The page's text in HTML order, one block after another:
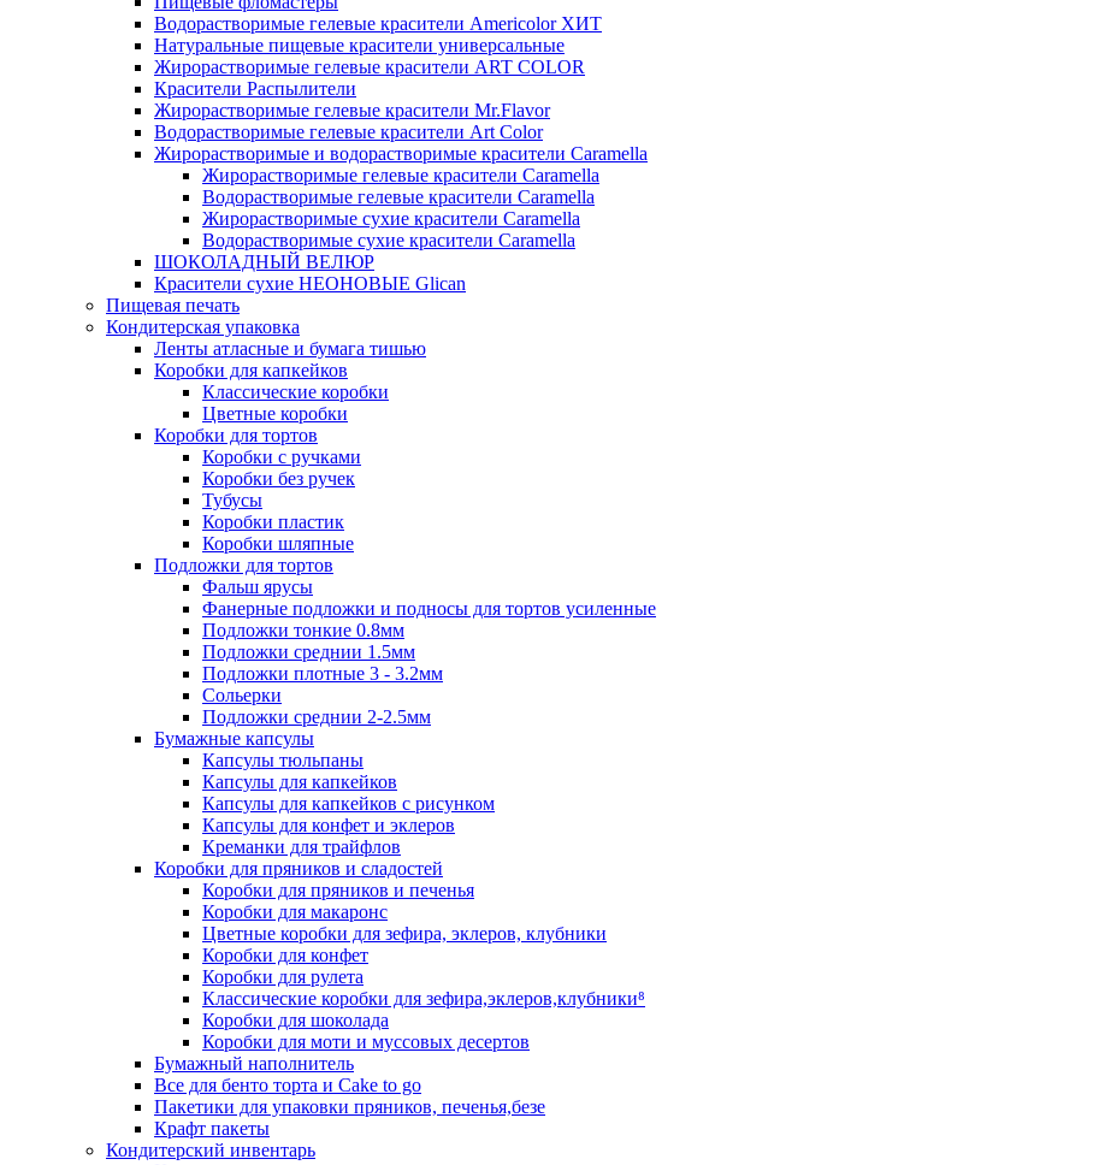
Водорастворимые гелевые красители Americolor ХИТ
Натуральные пищевые красители универсальные
Жирорастворимые гелевые красители ART COLOR
Красители Распылители
Жирорастворимые гелевые красители Mr.Flavor
Водорастворимые гелевые красители Art Color
Жирорастворимые и водорастворимые красители Caramella
Жирорастворимые гелевые красители Caramella
Водорастворимые гелевые красители Caramella
Жирорастворимые сухие красители Caramella
Водорастворимые сухие красители Caramella
ШОКОЛАДНЫЙ ВЕЛЮР
Красители сухие НЕОНОВЫЕ Glican
Пищевая печать
Кондитерская упаковка
Ленты атласные и бумага тишью
Коробки для капкейков
Классические коробки
Цветные коробки
Коробки для тортов
Коробки с ручками
Коробки без ручек
Тубусы
Коробки пластик
Коробки шляпные
Подложки для тортов
Фальш ярусы
Фанерные подложки и подносы для тортов усиленные
Подложки тонкие 0.8мм
Подложки среднии 1.5мм
Подложки плотные 3 - 3.2мм
Сольерки
Подложки среднии 2-2.5мм
Бумажные капсулы
Капсулы тюльпаны
Капсулы для капкейков
Капсулы для капкейков с рисунком
Капсулы для конфет и эклеров
Креманки для трайфлов
Коробки для пряников и сладостей
Коробки для пряников и печенья
Коробки для макаронс
Цветные коробки для зефира, эклеров, клубники
Коробки для конфет
Коробки для рулета
Классические коробки для зефира,эклеров,клубники⁸
Коробки для шоколада
Коробки для моти и муссовых десертов
Бумажный наполнитель
Все для бенто торта и Cake to go
Пакетики для упаковки пряников, печенья,безе
Крафт пакеты
Кондитерский инвентарь